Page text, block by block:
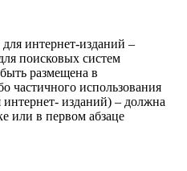
интернет-изданий –
поисковых систем
размещена в
частичного использования
изданий) – должна
или в первом абзаце